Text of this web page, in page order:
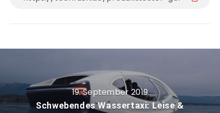
19. September 2019
Schwebendes Wassertaxi: Leise &